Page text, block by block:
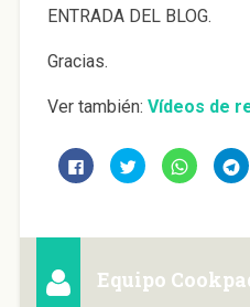
ENTRADA DEL BLOG.
Gracias.
Ver también: Vídeos de
H
a
c
H
a
c
a
r
a
H
a
c
r
H
a
c
r
Equipo